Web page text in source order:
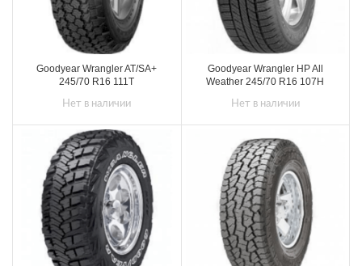
Goodyear Wrangler AT/SA+
245/70 R16 111T
Нет в наличии
Goodyear Wrangler HP All
Weather 245/70 R16 107H
Нет в наличии